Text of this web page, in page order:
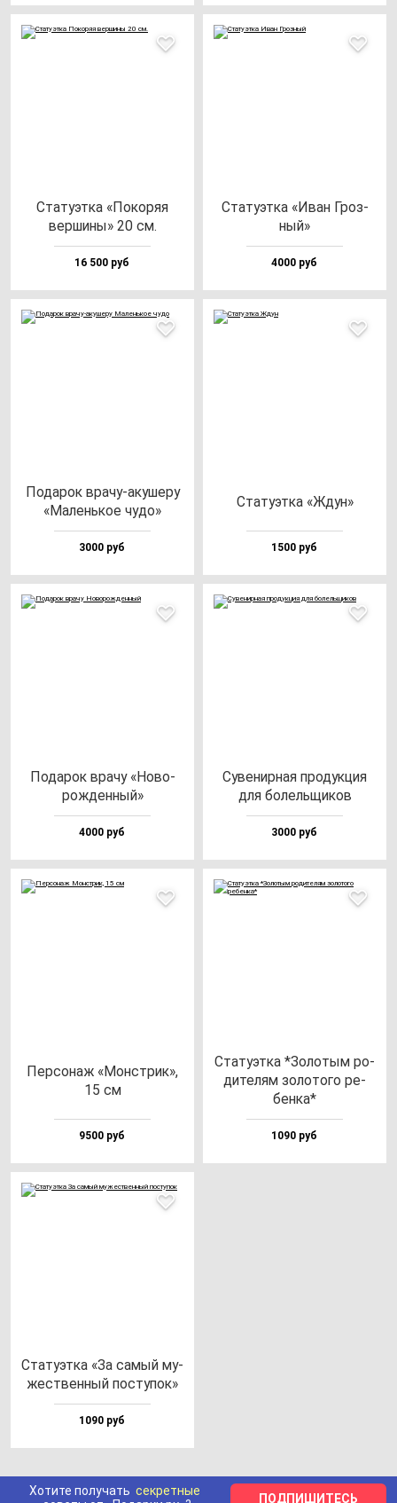
Ста­ту­эт­ка «Поко­ряя
вер­ши­ны» 20 см.
16 500 руб
Ста­ту­эт­ка «Иван Гроз­
ный»
4000 руб
Пода­рок вра­чу-аку­ше­ру
«Малень­кое чу­до»
3000 руб
Ста­ту­эт­ка «Ждун»
1500 руб
Пода­рок вра­чу «Ново­
рож­ден­ный»
4000 руб
Суве­нир­ная про­дук­ция
для бо­лель­щи­ков
3000 руб
Пер­со­наж «Монс­трик»,
15 см
9500 руб
Ста­ту­эт­ка *Золо­тым ро­
ди­те­лям зо­ло­то­го ре­
бен­ка*
1090 руб
Ста­ту­эт­ка «За са­мый му­
жес­твен­ный пос­ту­пок»
1090 руб
Хотите получать секретные
ПОДПИШИТЕСЬ